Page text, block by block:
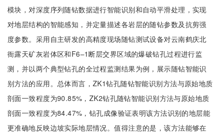
模块，对深度序列随钻数据进行智能识别和自动平滑处理，实现
对地层结构的智能感知，并定量描述各岩层的随钻参数及抗剪强
度参数。采用自主研发的高精度现场随钻测试设备对云南鹤庆北
衙露天矿灰岩体区和F6–1断层交界区域的爆破钻孔过程进行监
测，并以两个典型钻孔的全过程监测结果为例，展示随钻智能识
别方法的应用。总体而言，ZK1钻孔随钻智能识别方法与原始地质
剖面一致程度为90.85%，ZK2钻孔随钻智能识别方法与原始地质
剖面一致程度为84.47%，钻孔成像验证表明该方法识别的地层能
更准确地反映边坡实际地层情况。值得注意的是，该方法能够在